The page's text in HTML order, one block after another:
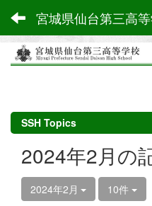
宮城県仙台第三高
SSH Topics
2024年2月の
2024年2月 10件